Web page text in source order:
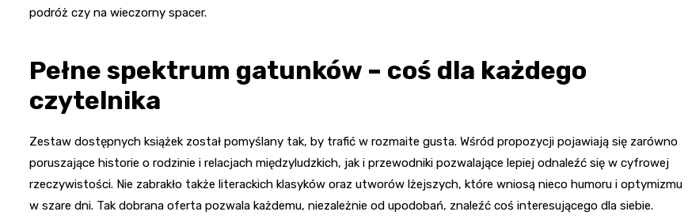
podróż czy na wieczorny spacer.
Pełne spektrum gatunków – coś dla każdego
czytelnika
Zestaw dostępnych książek został pomyślany tak, by trafić w rozmaite gusta. Wśród propozycji pojawiają się zarówno
poruszające historie o rodzinie i relacjach międzyludzkich, jak i przewodniki pozwalające lepiej odnaleźć się w cyfrowej
rzeczywistości. Nie zabrakło także literackich klasyków oraz utworów lżejszych, które wniosą nieco humoru i optymizmu
w szare dni. Tak dobrana oferta pozwala każdemu, niezależnie od upodobań, znaleźć coś interesującego dla siebie.